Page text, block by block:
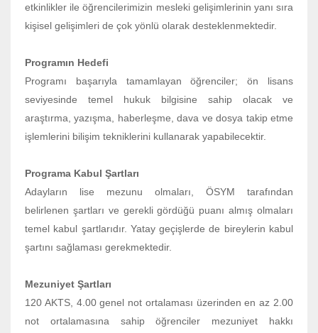
etkinlikler ile öğrencilerimizin mesleki gelişimlerinin yanı sıra
kişisel gelişimleri de çok yönlü olarak desteklenmektedir.
Programın Hedefi
Programı başarıyla tamamlayan öğrenciler; ön lisans
seviyesinde temel hukuk bilgisine sahip olacak ve
araştırma, yazışma, haberleşme, dava ve dosya takip etme
işlemlerini bilişim tekniklerini kullanarak yapabilecektir.
Programa Kabul Şartları
Adayların lise mezunu olmaları, ÖSYM tarafından
belirlenen şartları ve gerekli gördüğü puanı almış olmaları
temel kabul şartlarıdır. Yatay geçişlerde de bireylerin kabul
şartını sağlaması gerekmektedir.
Mezuniyet Şartları
120 AKTS, 4.00 genel not ortalaması üzerinden en az 2.00
not ortalamasına sahip öğrenciler mezuniyet hakkı